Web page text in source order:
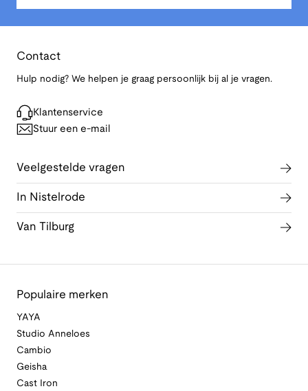
Contact
Hulp nodig? We helpen je graag persoonlijk bij al je vragen.
Klantenservice
Stuur een e-mail
Veelgestelde vragen
In Nistelrode
Van Tilburg
Populaire merken
YAYA
Studio Anneloes
Cambio
Geisha
Cast Iron